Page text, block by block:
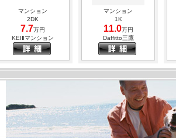
飼育もご相談ください☆
最寄：中央線 三鷹駅 徒歩13分
間取：１ＬＤＫ（47.52㎡）
賃料：１６５，０００円
管理費：なし
2026.03.21
最寄：中央線 三鷹駅 徒歩8分
間取：１ＬＤＫ（40.01㎡）
賃料：１７０，０００円
管理費：なし
2026.03.12
マンション
2DK
7.7万円
KEIⅡマンション
マンション
1K
11.0万円
Daffitto三鷹
西武国分寺線 恋ヶ窪
中央線 吉祥寺駅 9